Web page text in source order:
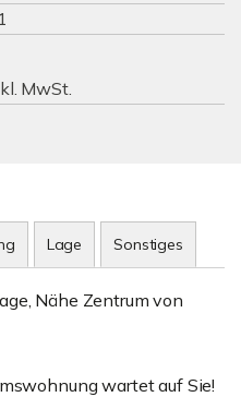
1
MwSt.
Lage Sonstiges
Nähe Zentrum von
wartet auf Sie!